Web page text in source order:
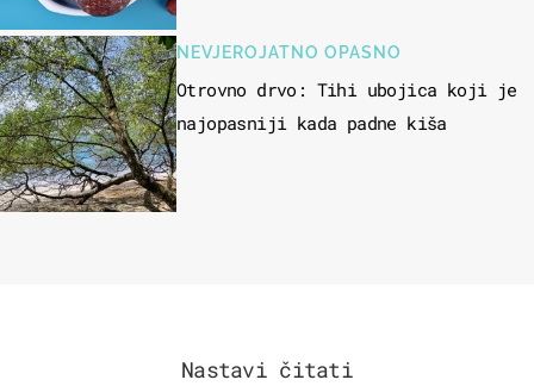
NEVJEROJATNO OPASNO
Otrovno drvo: Tihi ubojica koji je
najopasniji kada padne kiša
Nastavi čitati